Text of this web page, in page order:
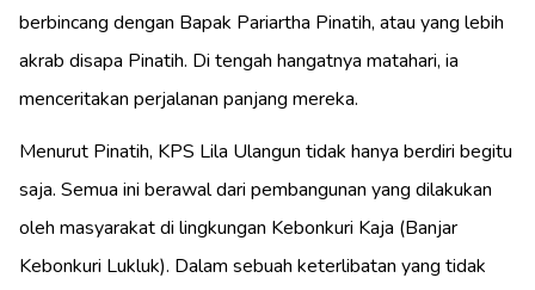
berbincang dengan Bapak Pariartha Pinatih, atau yang lebih
akrab disapa Pinatih. Di tengah hangatnya matahari, ia
menceritakan perjalanan panjang mereka.
Menurut Pinatih, KPS Lila Ulangun tidak hanya berdiri begitu
saja. Semua ini berawal dari pembangunan yang dilakukan
oleh masyarakat di lingkungan Kebonkuri Kaja (Banjar
Kebonkuri Lukluk). Dalam sebuah keterlibatan yang tidak